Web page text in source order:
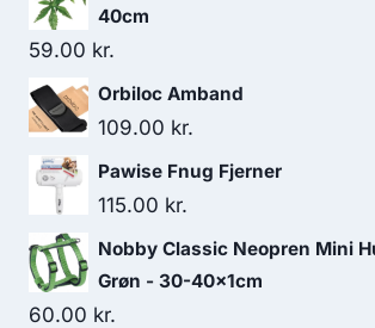
40cm
59.00 kr.
Orbiloc Amband
109.00 kr.
Pawise Fnug Fjerner
115.00 kr.
Nobby Classic Neopren Mini
Grøn - 30-40x1cm
60.00 kr.